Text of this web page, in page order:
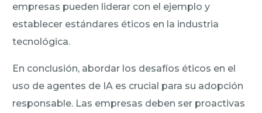
empresas pueden liderar con el ejemplo y
establecer estándares éticos en la industria
tecnológica.
En conclusión, abordar los desafíos éticos en el
uso de agentes de IA es crucial para su adopción
responsable. Las empresas deben ser proactivas